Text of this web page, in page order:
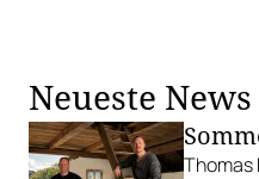
Neueste News
Thomas